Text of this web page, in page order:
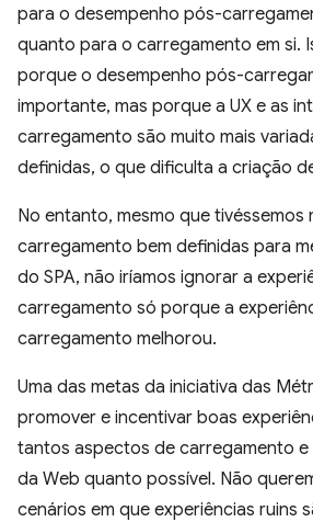
para o desempenho pós-
quanto para o carregamento em si.
porque o desempenho pós-
importante, mas porque a UX e as
carregamento são muito mais
definidas, o que dificulta a criação
No entanto, mesmo que tivéssemos
carregamento bem definidas para
do SPA, não iríamos ignorar a
carregamento só porque a
carregamento melhorou.
Uma das metas da iniciativa das
promover e incentivar boas
tantos aspectos de carregamento e
da Web quanto possível. Não
cenários em que experiências ruins